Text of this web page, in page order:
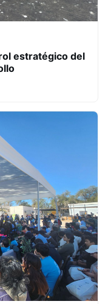
estratégico del